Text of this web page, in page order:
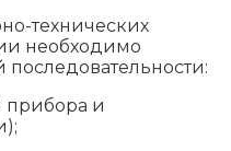
технических
необходимо
прибора и